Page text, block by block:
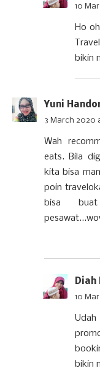
10
Ho
bikin
Yuni
3 March 2020
Wah
eats. Bila
kita bisa
poin
bisa
Diah
10
bikin